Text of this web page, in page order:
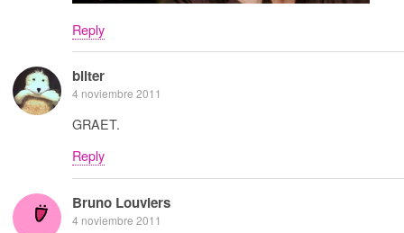
Reply
bliter
4 noviembre 2011
GRAET.
Reply
Bruno Louviers
4 noviembre 2011